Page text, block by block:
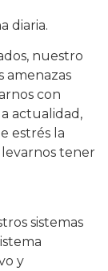
diaria.
nuestro
amenazas
con
actualidad,
estrés la
tener
sistemas
y